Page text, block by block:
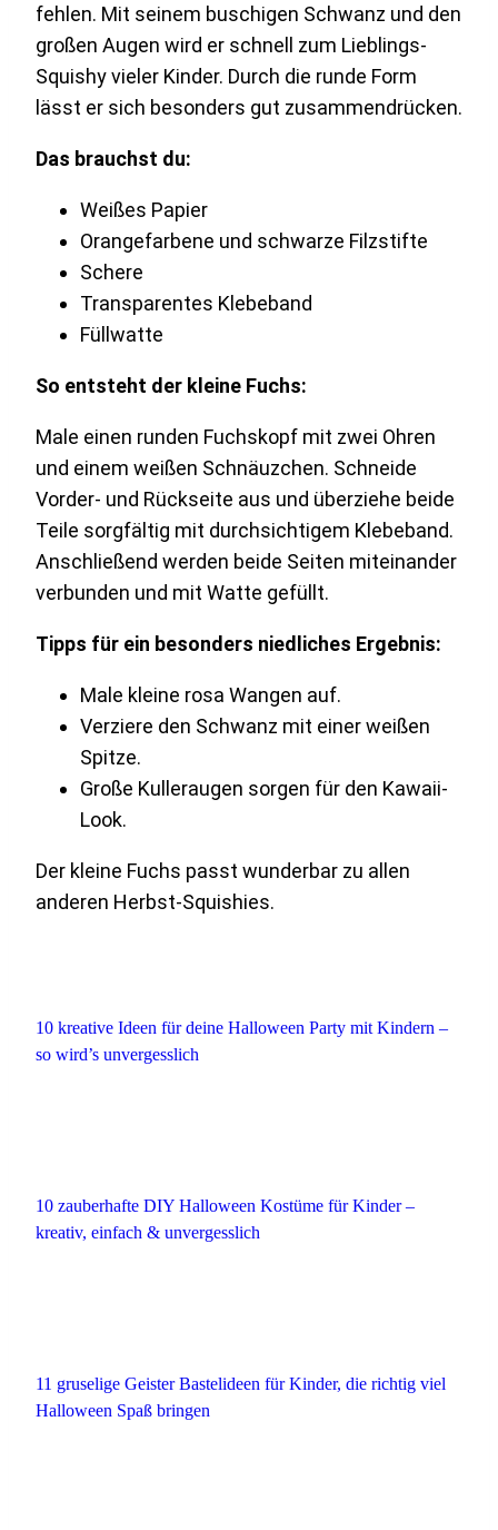
fehlen. Mit seinem buschigen Schwanz und den
großen Augen wird er schnell zum Lieblings-
Squishy vieler Kinder. Durch die runde Form
lässt er sich besonders gut zusammendrücken.
Das brauchst du:
Weißes Papier
Orangefarbene und schwarze Filzstifte
Schere
Transparentes Klebeband
Füllwatte
So entsteht der kleine Fuchs:
Male einen runden Fuchskopf mit zwei Ohren
und einem weißen Schnäuzchen. Schneide
Vorder- und Rückseite aus und überziehe beide
Teile sorgfältig mit durchsichtigem Klebeband.
Anschließend werden beide Seiten miteinander
verbunden und mit Watte gefüllt.
Tipps für ein besonders niedliches Ergebnis:
Male kleine rosa Wangen auf.
Verziere den Schwanz mit einer weißen
Spitze.
Große Kulleraugen sorgen für den Kawaii-
Look.
Der kleine Fuchs passt wunderbar zu allen
anderen Herbst-Squishies.
10 kreative Ideen für deine Halloween Party mit Kindern –
so wird’s unvergesslich
10 zauberhafte DIY Halloween Kostüme für Kinder –
kreativ, einfach & unvergesslich
11 gruselige Geister Bastelideen für Kinder, die richtig viel
Halloween Spaß bringen